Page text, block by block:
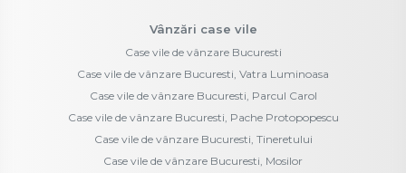
Vânzări case vile
Case vile de vânzare Bucuresti
Case vile de vânzare Bucuresti, Vatra Luminoasa
Case vile de vânzare Bucuresti, Parcul Carol
Case vile de vânzare Bucuresti, Pache Protopopescu
Case vile de vânzare Bucuresti, Tineretului
Case vile de vânzare Bucuresti, Mosilor